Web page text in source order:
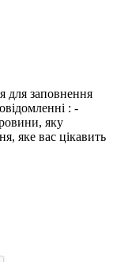
для заповнення
: -
яку
яке вас цікавить